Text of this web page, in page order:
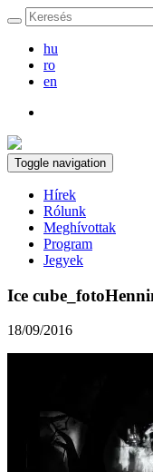
hu
ro
en
Toggle navigation
Hírek
Rólunk
Meghívottak
Program
Jegyek
Ice
18/09/2016